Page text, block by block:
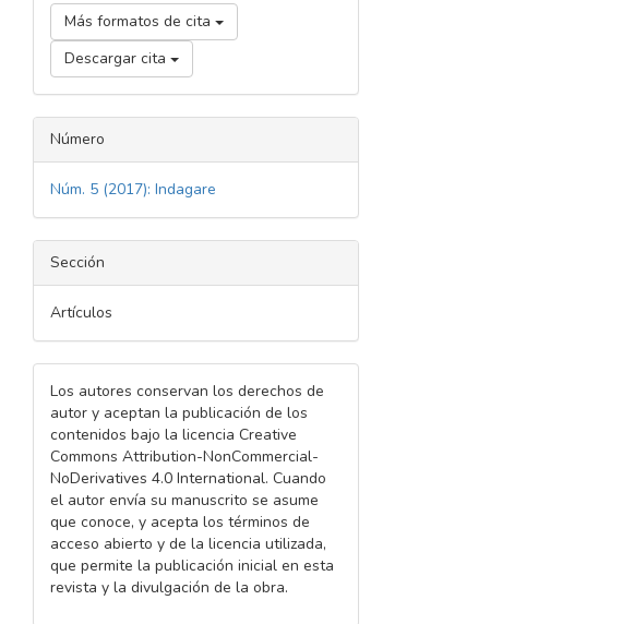
Más formatos de cita
Descargar cita
Número
Núm. 5 (2017): Indagare
Sección
Artículos
Los autores conservan los derechos de
autor y aceptan la publicación de los
contenidos bajo la licencia Creative
Commons Attribution-NonCommercial-
NoDerivatives 4.0 International. Cuando
el autor envía su manuscrito se asume
que conoce, y acepta los términos de
acceso abierto y de la licencia utilizada,
que permite la publicación inicial en esta
revista y la divulgación de la obra.